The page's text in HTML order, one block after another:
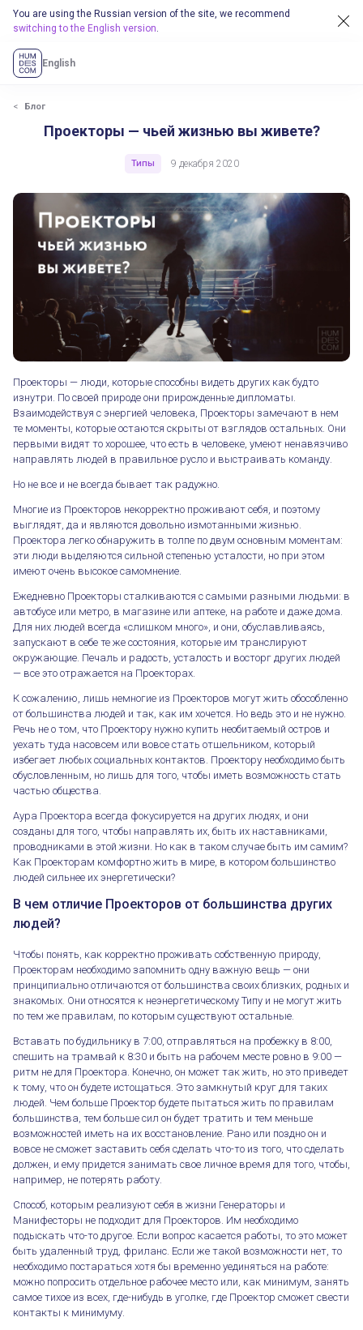
You are using the Russian version of the site, we recommend
switching to the English version.
English
Блог
Проекторы — чьей жизнью вы живете?
Типы 9 декабря 2020
Проекторы — люди, которые способны видеть других как будто
изнутри. По своей природе они прирожденные дипломаты.
Взаимодействуя с энергией человека, Проекторы замечают в нем
те моменты, которые остаются скрыты от взглядов остальных. Они
первыми видят то хорошее, что есть в человеке, умеют ненавязчиво
направлять людей в правильное русло и выстраивать команду.
Но не все и не всегда бывает так радужно.
Многие из Проекторов некорректно проживают себя, и поэтому
выглядят, да и являются довольно измотанными жизнью.
Проектора легко обнаружить в толпе по двум основным моментам:
эти люди выделяются сильной степенью усталости, но при этом
имеют очень высокое самомнение.
Ежедневно Проекторы сталкиваются с самыми разными людьми: в
автобусе или метро, в магазине или аптеке, на работе и даже дома.
Для них людей всегда «слишком много», и они, обуславливаясь,
запускают в себе те же состояния, которые им транслируют
окружающие. Печаль и радость, усталость и восторг других людей
— все это отражается на Проекторах.
К сожалению, лишь немногие из Проекторов могут жить обособленно
от большинства людей и так, как им хочется. Но ведь это и не нужно.
Речь не о том, что Проектору нужно купить необитаемый остров и
уехать туда насовсем или вовсе стать отшельником, который
избегает любых социальных контактов. Проектору необходимо быть
обусловленным, но лишь для того, чтобы иметь возможность стать
частью общества.
Аура Проектора всегда фокусируется на других людях, и они
созданы для того, чтобы направлять их, быть их наставниками,
проводниками в этой жизни. Но как в таком случае быть им самим?
Как Проекторам комфортно жить в мире, в котором большинство
людей сильнее их энергетически?
В чем отличие Проекторов от большинства других
людей?
Чтобы понять, как корректно проживать собственную природу,
Проекторам необходимо запомнить одну важную вещь — они
принципиально отличаются от большинства своих близких, родных и
знакомых. Они относятся к неэнергетическому Типу и не могут жить
по тем же правилам, по которым существуют остальные.
Вставать по будильнику в 7:00, отправляться на пробежку в 8:00,
спешить на трамвай к 8:30 и быть на рабочем месте ровно в 9:00 —
ритм не для Проектора. Конечно, он может так жить, но это приведет
к тому, что он будете истощаться. Это замкнутый круг для таких
людей. Чем больше Проектор будете пытаться жить по правилам
большинства, тем больше сил он будет тратить и тем меньше
возможностей иметь на их восстановление. Рано или поздно он и
вовсе не сможет заставить себя сделать что-то из того, что сделать
должен, и ему придется занимать свое личное время для того, чтобы,
например, не потерять работу.
Способ, которым реализуют себя в жизни Генераторы и
Манифесторы не подходит для Проекторов. Им необходимо
подыскать что-то другое. Если вопрос касается работы, то это может
быть удаленный труд, фриланс. Если же такой возможности нет, то
необходимо постараться хотя бы временно уединяться на работе:
можно попросить отдельное рабочее место или, как минимум, занять
самое тихое из всех, где-нибудь в уголке, где Проектор сможет свести
контакты к минимуму.